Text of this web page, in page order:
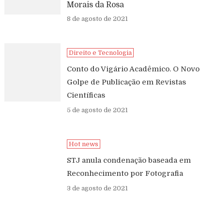
Morais da Rosa
8 de agosto de 2021
Direito e Tecnologia
Conto do Vigário Acadêmico. O Novo
Golpe de Publicação em Revistas
Científicas
5 de agosto de 2021
Hot news
STJ anula condenação baseada em
Reconhecimento por Fotografia
3 de agosto de 2021